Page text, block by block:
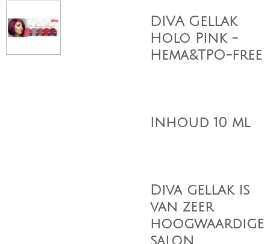
DIVA Gellak
Holo Pink -
Hema&TPO-free
Inhoud 10 ml
Diva gellak is
van zeer
hoogwaardige
salon